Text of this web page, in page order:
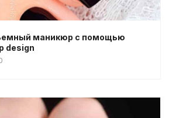
маникюр с помощью
design